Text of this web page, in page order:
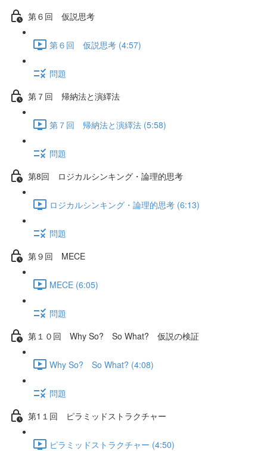
第６回 仮説思考
第６回 仮説思考 (4:57)
問題
第７回 帰納法と演繹法
第７回 帰納法と演繹法 (5:58)
問題
第8回 ロジカルシンキング・論理的思考
ロジカルシンキング・論理的思考 (6:13)
問題
第９回 MECE
MECE (6:05)
問題
第１０回 Why So? So What? 仮説の検証
Why So? So What? (4:08)
問題
第1１回 ピラミッドストラクチャー
ピラミッドストラクチャー (4:50)